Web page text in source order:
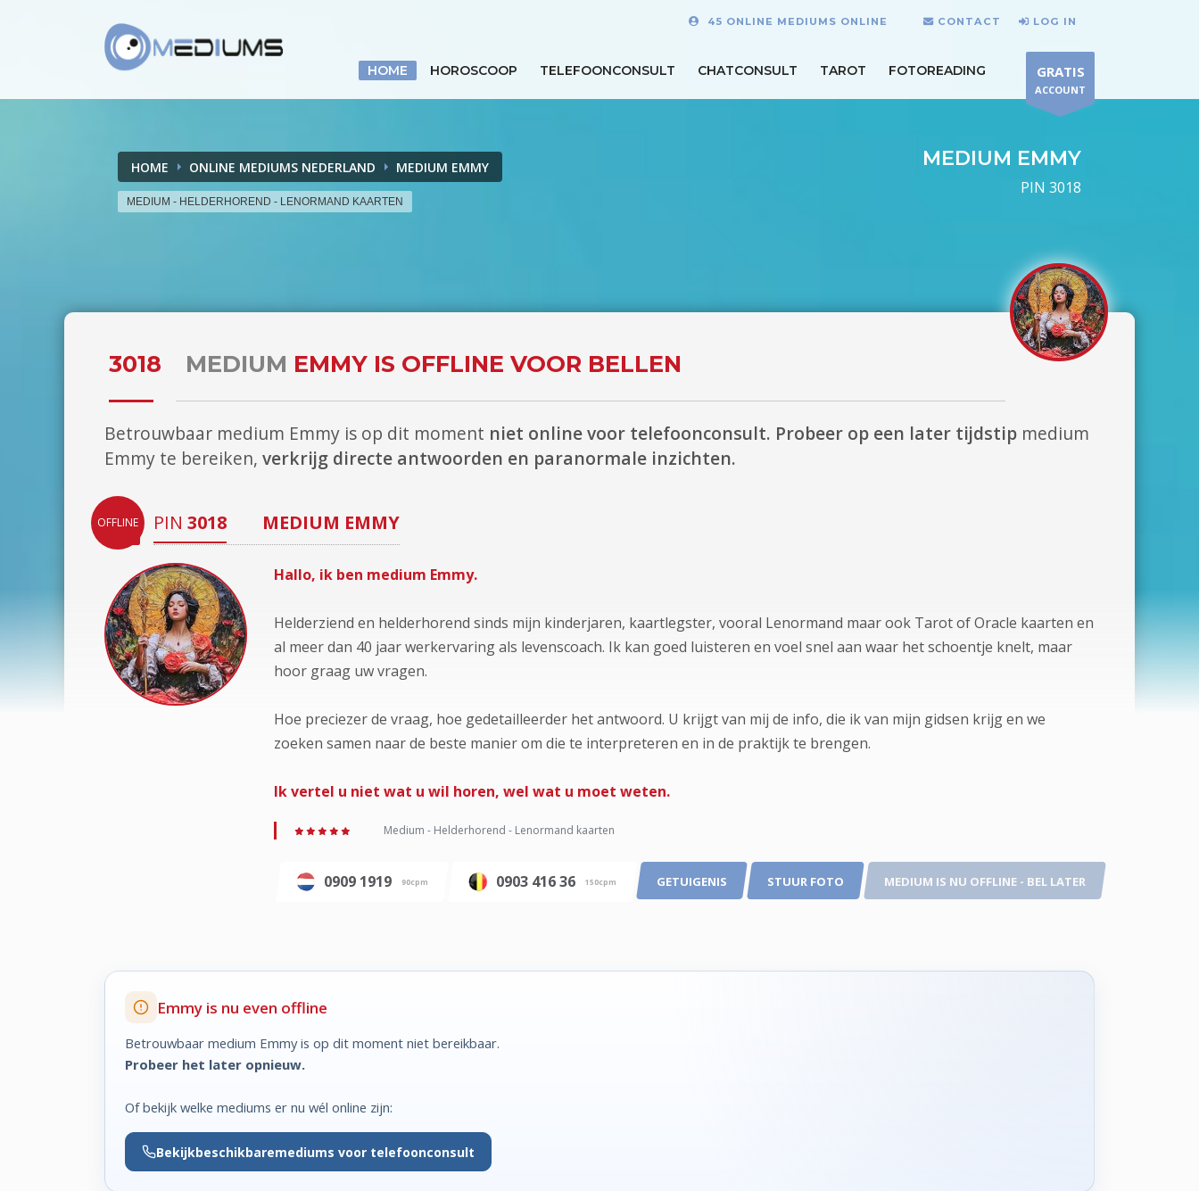
45 ONLINE MEDIUMS ONLINE CONTACT LOG IN
HOME HOROSCOOP TELEFOONCONSULT CHATCONSULT TAROT FOTOREADING GRATIS
ACCOUNT
HOME ONLINE MEDIUMS NEDERLAND MEDIUM EMMY
MEDIUM - HELDERHOREND - LENORMAND KAARTEN
MEDIUM EMMY
PIN 3018
3018 MEDIUM EMMY IS OFFLINE VOOR BELLEN
Betrouwbaar medium Emmy is op dit moment niet online voor telefoonconsult. Probeer op een later tijdstip medium
Emmy te bereiken, verkrijg directe antwoorden en paranormale inzichten.
OFFLINE PIN 3018 MEDIUM EMMY
Hallo, ik ben medium Emmy.
Helderziend en helderhorend sinds mijn kinderjaren, kaartlegster, vooral Lenormand maar ook Tarot of Oracle kaarten en
al meer dan 40 jaar werkervaring als levenscoach. Ik kan goed luisteren en voel snel aan waar het schoentje knelt, maar
hoor graag uw vragen.
Hoe preciezer de vraag, hoe gedetailleerder het antwoord. U krijgt van mij de info, die ik van mijn gidsen krijg en we
zoeken samen naar de beste manier om die te interpreteren en in de praktijk te brengen.
Ik vertel u niet wat u wil horen, wel wat u moet weten.
Medium - Helderhorend - Lenormand kaarten
0909 1919 90cpm 0903 416 36 150cpm GETUIGENIS STUUR FOTO MEDIUM IS NU OFFLINE - BEL LATER
Emmy is nu even offline
Betrouwbaar medium Emmy is op dit moment niet bereikbaar.
Probeer het later opnieuw.
Of bekijk welke mediums er nu wél online zijn:
Bekijkbeschikbaremediums voor telefoonconsult